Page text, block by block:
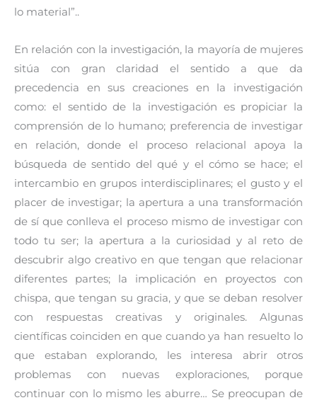
lo material”..
En relación con la investigación, la mayoría de mujeres
sitúa con gran claridad el sentido a que da
precedencia en sus creaciones en la investigación
como: el sentido de la investigación es propiciar la
comprensión de lo humano; preferencia de investigar
en relación, donde el proceso relacional apoya la
búsqueda de sentido del qué y el cómo se hace; el
intercambio en grupos interdisciplinares; el gusto y el
placer de investigar; la apertura a una transformación
de sí que conlleva el proceso mismo de investigar con
todo tu ser; la apertura a la curiosidad y al reto de
descubrir algo creativo en que tengan que relacionar
diferentes partes; la implicación en proyectos con
chispa, que tengan su gracia, y que se deban resolver
con respuestas creativas y originales. Algunas
científicas coinciden en que cuando ya han resuelto lo
que estaban explorando, les interesa abrir otros
problemas con nuevas exploraciones, porque
continuar con lo mismo les aburre… Se preocupan de